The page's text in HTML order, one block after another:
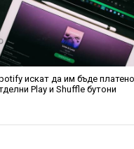
искат да им бъде
Play и Shuffle бутони